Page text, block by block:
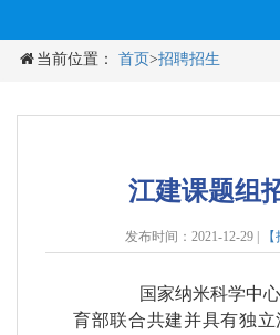
当前位置： 首页>招聘招生
江建课题组
发布时间：2021-12-29 |
国家纳米科学中
育部联合共建并具有独